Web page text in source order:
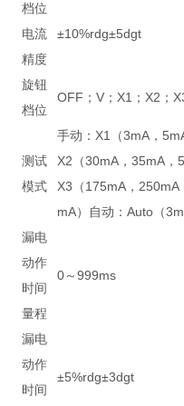
档位
电流
精度
±10%rdg±5dgt
旋钮
档位
OFF；V；X1；X2；
测试
模式
手动：X1（3mA，
X2（30mA，35mA，
X3（175mA，
mA）自动：Auto（
漏电
动作
时间
量程
0～999ms
漏电
动作
时间
±5%rdg±3dgt